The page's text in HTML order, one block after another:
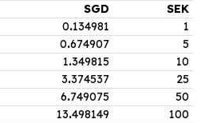
SEK
SGD
1
0.134981
5
0.674907
10
1.349815
25
3.374537
50
6.749075
100
13.498149